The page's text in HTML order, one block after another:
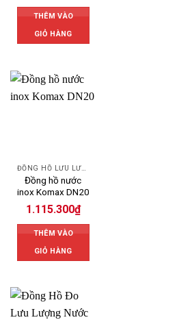
THÊM VÀO
GIỎ HÀNG
ĐỒNG HỒ LƯU LƯỢNG NƯỚC KOMAX
Đồng hồ nước
inox Komax DN20
1.115.300₫
THÊM VÀO
GIỎ HÀNG